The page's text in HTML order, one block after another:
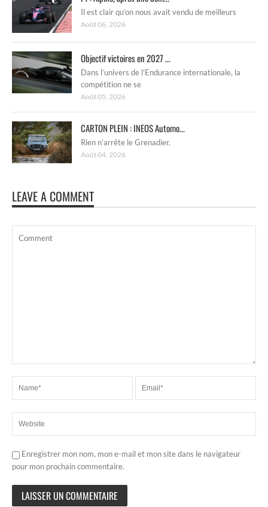
Il est clair qu’on nous avait vendu de meilleurs
Août 06, 2026
Objectif victoires en 2027 ...
Dans l’univers de l’Endurance internationale, la
compétition ne se
Août 05, 2026
CARTON PLEIN : INEOS Automo...
Rien n’arrête le Grenadier.
Août 04, 2026
LEAVE A COMMENT
Enregistrer mon nom, mon e-mail et mon site dans le navigateur
pour mon prochain commentaire.